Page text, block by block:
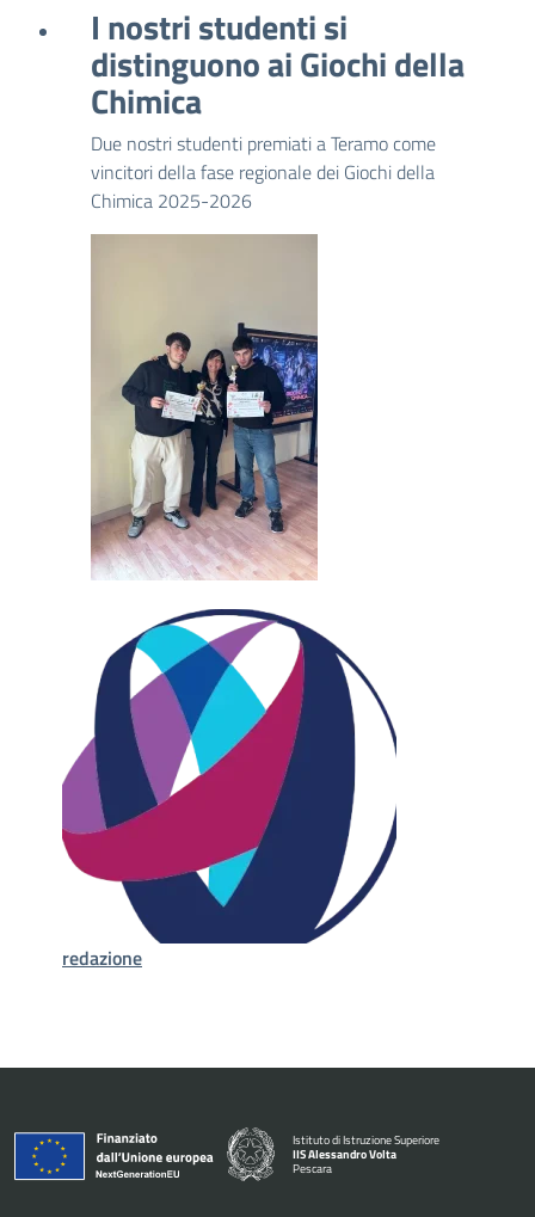
I nostri studenti si
distinguono ai Giochi della
Chimica
Due nostri studenti premiati a Teramo come
vincitori della fase regionale dei Giochi della
Chimica 2025-2026
redazione
Istituto di Istruzione Superiore
IIS Alessandro Volta
Pescara